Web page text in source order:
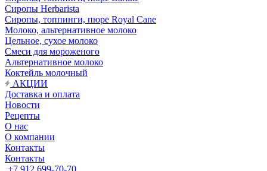
Сиропы Herbarista
Сиропы, топпинги, пюре Royal Cane
Молоко, альтернативное молоко
Цельное, сухое молоко
Смеси для мороженого
Альтернативное молоко
Коктейль молочный
АКЦИИ
Доставка и оплата
Новости
Рецепты
О нас
О компании
Контакты
Контакты
+7 912 699-70-70